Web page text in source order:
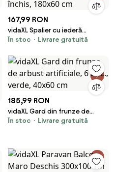
167,99 RON
vidaXL Spalier cu iederă
artificială extensibil, roz închis,
În stoc Livrare gratuită
185,99 RON
vidaXL Gard din frunze de
arbust artificiale, 6 buc., verde,
În stoc Livrare gratuită